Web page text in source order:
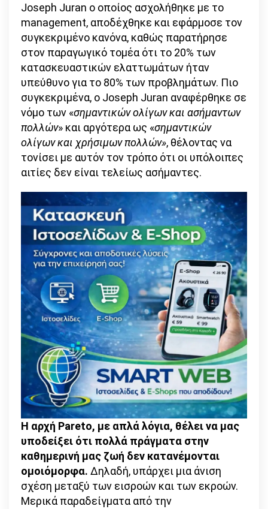
Joseph Juran ο οποίος ασχολήθηκε με το
management, αποδέχθηκε και εφάρμοσε τον
συγκεκριμένο κανόνα, καθώς παρατήρησε
στον παραγωγικό τομέα ότι το 20% των
κατασκευαστικών ελαττωμάτων ήταν
υπεύθυνο για το 80% των προβλημάτων. Πιο
συγκεκριμένα, ο Joseph Juran αναφέρθηκε σε
νόμο των «σημαντικών ολίγων και ασήμαντων
πολλών» και αργότερα ως «σημαντικών
ολίγων και χρήσιμων πολλών», θέλοντας να
τονίσει με αυτόν τον τρόπο ότι οι υπόλοιπες
αιτίες δεν είναι τελείως ασήμαντες.
Η αρχή Pareto, με απλά λόγια, θέλει να μας
υποδείξει ότι πολλά πράγματα στην
καθημερινή μας ζωή δεν κατανέμονται
ομοιόμορφα. Δηλαδή, υπάρχει μια άνιση
σχέση μεταξύ των εισροών και των εκροών.
Μερικά παραδείγματα από την